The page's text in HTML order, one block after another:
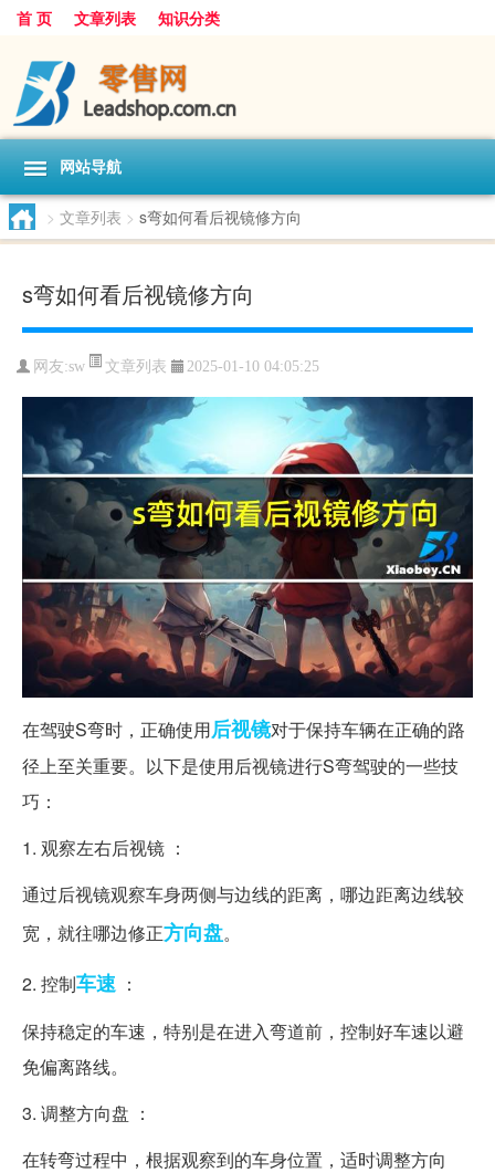
首 页 文章列表 知识分类
网站导航
> 文章列表 > s弯如何看后视镜修方向
s弯如何看后视镜修方向
网友:sw 文章列表 2025-01-10 04:05:25
在驾驶S弯时，正确使用后视镜对于保持车辆在正确的路
径上至关重要。以下是使用后视镜进行S弯驾驶的一些技
巧：
1. 观察左右后视镜 ：
通过后视镜观察车身两侧与边线的距离，哪边距离边线较
宽，就往哪边修正方向盘。
2. 控制车速 ：
保持稳定的车速，特别是在进入弯道前，控制好车速以避
免偏离路线。
3. 调整方向盘 ：
在转弯过程中，根据观察到的车身位置，适时调整方向